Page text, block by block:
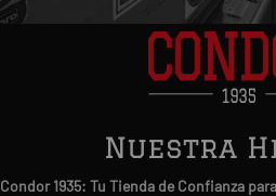
Nuestra
Condor 1935: Tu Tienda de Confianza